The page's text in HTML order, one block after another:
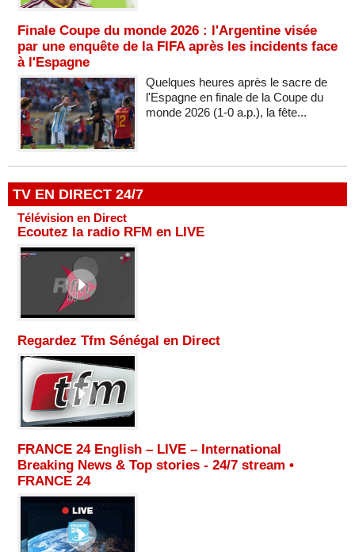
Finale Coupe du monde 2026 : l'Argentine visée
par une enquête de la FIFA après les incidents face
à l'Espagne
Quelques heures après le sacre de
l'Espagne en finale de la Coupe du
monde 2026 (1-0 a.p.), la fête...
TV EN DIRECT 24/7
Télévision en Direct
Ecoutez la radio RFM en LIVE
Regardez Tfm Sénégal en Direct
FRANCE 24 English – LIVE – International
Breaking News & Top stories - 24/7 stream •
FRANCE 24